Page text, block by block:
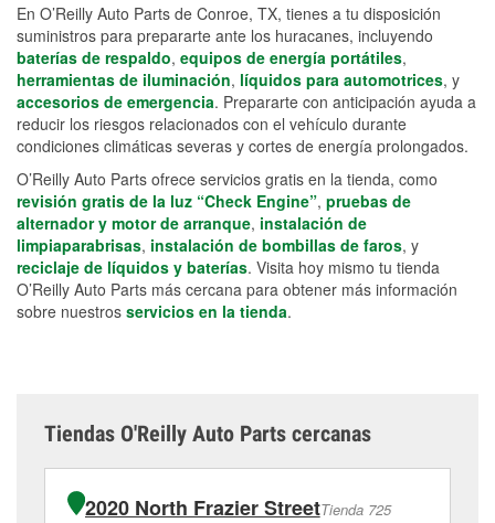
En O’Reilly Auto Parts de Conroe, TX, tienes a tu disposición
suministros para prepararte ante los huracanes, incluyendo
baterías de respaldo, equipos de energía portátiles,
herramientas de iluminación, líquidos para automotrices, y
accesorios de emergencia. Prepararte con anticipación ayuda a
reducir los riesgos relacionados con el vehículo durante
condiciones climáticas severas y cortes de energía prolongados.
O’Reilly Auto Parts ofrece servicios gratis en la tienda, como
revisión gratis de la luz “Check Engine”, pruebas de
alternador y motor de arranque, instalación de
limpiaparabrisas, instalación de bombillas de faros, y
reciclaje de líquidos y baterías. Visita hoy mismo tu tienda
O’Reilly Auto Parts más cercana para obtener más información
sobre nuestros servicios en la tienda.
Tiendas O'Reilly Auto Parts cercanas
2020 North Frazier StreetTienda 725